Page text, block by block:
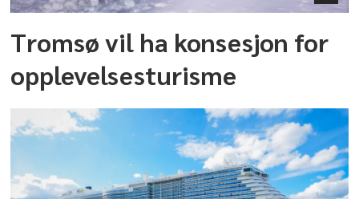
Tromsø vil ha konsesjon for
opplevelsesturisme